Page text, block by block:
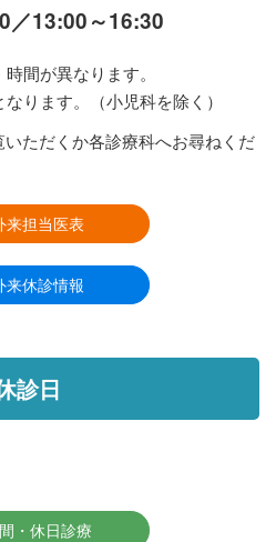
／13:00～16:30
間が異なります。
ります。（小児科を除く）
ただくか各診療科へお尋ねくだ
来担当医表
来休診情報
診日
・休日診療